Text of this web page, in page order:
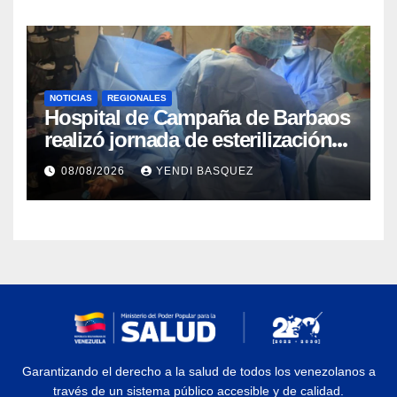
NOTICIAS REGIONALES
Hospital de Campaña de Barbaos
realizó jornada de esterilización
quirúrgica en Guarenas
08/08/2026 YENDI BASQUEZ
Garantizando el derecho a la salud de todos los venezolanos a
través de un sistema público accesible y de calidad.